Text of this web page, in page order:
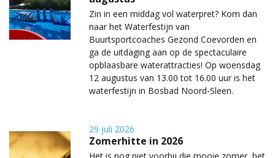
Zin in een middag vol waterpret? Kom dan
naar het Waterfestijn van
Buurtsportcoaches Gezond Coevorden en
ga de uitdaging aan op de spectaculaire
opblaasbare waterattracties! Op woensdag
12 augustus van 13.00 tot 16.00 uur is het
waterfestijn in Bosbad Noord-Sleen.
29 juli 2026
Zomerhitte in 2026